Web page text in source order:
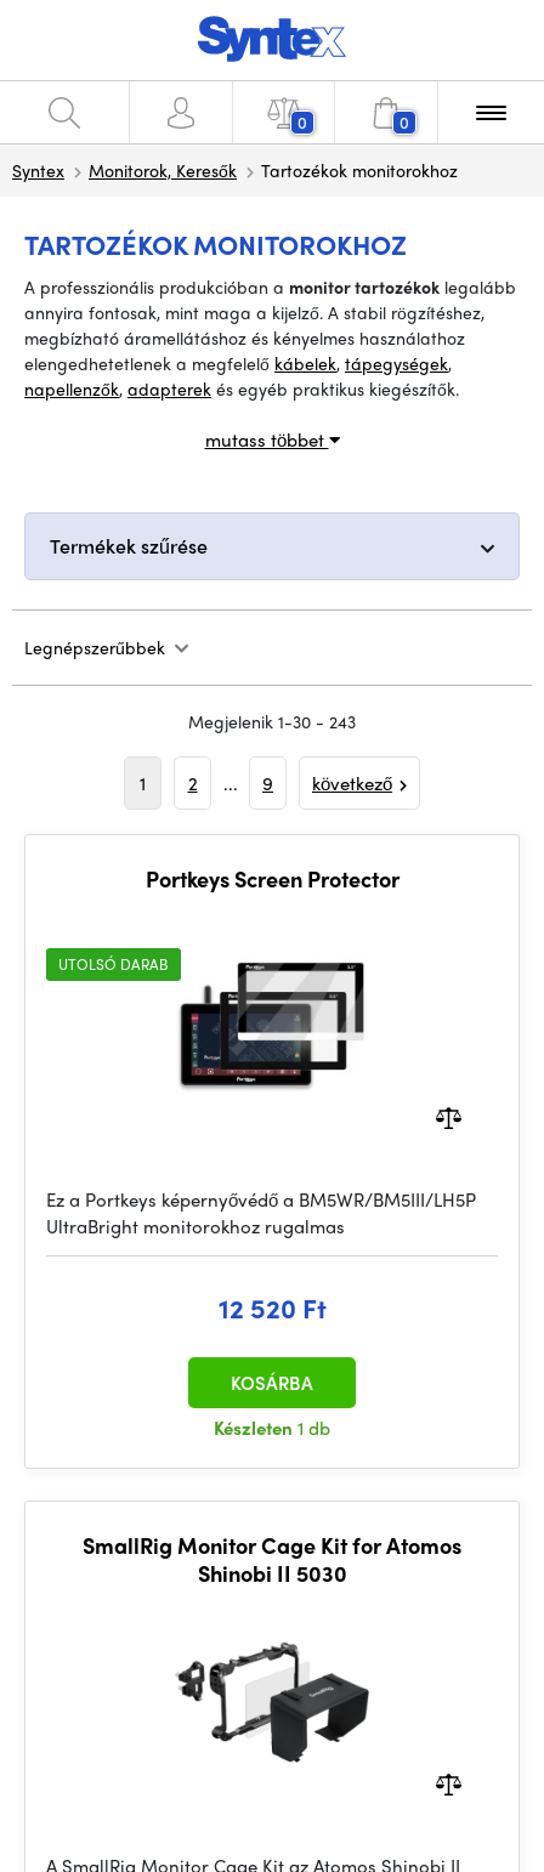
0 0
Syntex Monitorok, Keresők Tartozékok monitorokhoz
TARTOZÉKOK MONITOROKHOZ
A professzionális produkcióban a monitor tartozékok legalább
annyira fontosak, mint maga a kijelző. A stabil rögzítéshez,
megbízható áramellátáshoz és kényelmes használathoz
elengedhetetlenek a megfelelő kábelek, tápegységek,
napellenzők, adapterek és egyéb praktikus kiegészítők.
mutass többet
Termékek szűrése
Legnépszerűbbek
Megjelenik 1-30 - 243
1 2 ... 9 következő
Portkeys Screen Protector
UTOLSÓ DARAB
Ez a Portkeys képernyővédő a BM5WR/BM5III/LH5P
UltraBright monitorokhoz rugalmas
12 520 Ft
Készleten 1 db
KOSÁRBA
SmallRig Monitor Cage Kit for Atomos
Shinobi II 5030
A SmallRig Monitor Cage Kit az Atomos Shinobi II